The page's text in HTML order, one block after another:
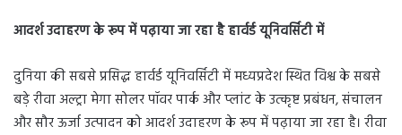
आदर्श उदाहरण के रूप में पढ़ाया जा रहा है हार्वर्ड यूनिवर्सिटी में
दुनिया की सबसे प्रसिद्ध हार्वर्ड यूनिवर्सिटी में मध्यप्रदेश स्थित विश्व के सबसे
बड़े रीवा अल्ट्रा मेगा सोलर पॉवर पार्क और प्लांट के उत्कृष्ट प्रबंधन, संचालन
और सौर ऊर्जा उत्पादन को आदर्श उदाहरण के रूप में पढ़ाया जा रहा है। रीवा